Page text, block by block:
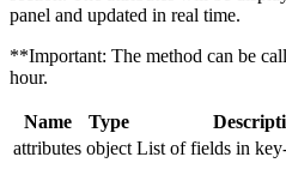
panel and updated in real time.
**Important: The method can be
hour.
Name Type
attributes object List of fields in